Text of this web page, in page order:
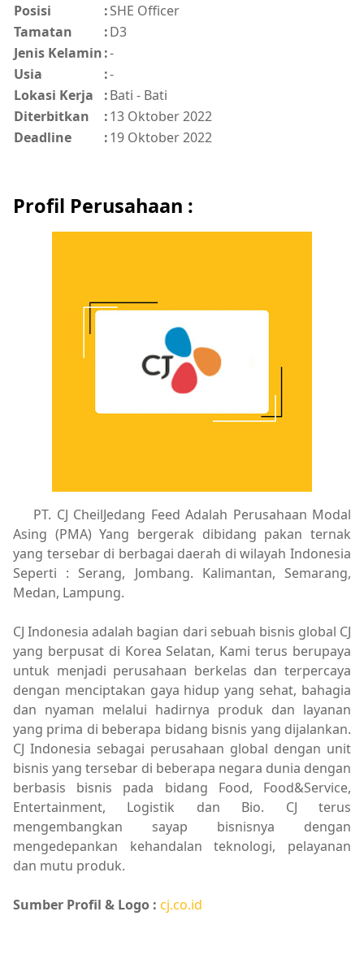
Posisi
:SHE Officer
Tamatan
:D3
Jenis Kelamin:-
Usia
:-
Lokasi Kerja
:Bati - Bati
Diterbitkan
:13 Oktober 2022
Deadline
:19 Oktober 2022
Profil Perusahaan :
PT. CJ CheilJedang Feed Adalah Perusahaan Modal
Asing (PMA) Yang bergerak dibidang pakan ternak
yang tersebar di berbagai daerah di wilayah Indonesia
Seperti : Serang, Jombang. Kalimantan, Semarang,
Medan, Lampung.
CJ Indonesia adalah bagian dari sebuah bisnis global CJ
yang berpusat di Korea Selatan, Kami terus berupaya
untuk menjadi perusahaan berkelas dan terpercaya
dengan menciptakan gaya hidup yang sehat, bahagia
dan nyaman melalui hadirnya produk dan layanan
yang prima di beberapa bidang bisnis yang dijalankan.
CJ Indonesia sebagai perusahaan global dengan unit
bisnis yang tersebar di beberapa negara dunia dengan
berbasis bisnis pada bidang Food, Food&Service,
Entertainment, Logistik dan Bio. CJ terus
mengembangkan sayap bisnisnya dengan
mengedepankan kehandalan teknologi, pelayanan
dan mutu produk.
Sumber Profil & Logo : cj.co.id